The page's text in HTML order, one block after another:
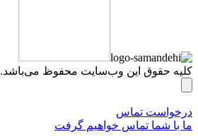
کلیه حقوق این وب‌سایت محفوظ می‌باشد. 2000-2026
درخواست تماس
ما با شما تماس خواهیم گرفت